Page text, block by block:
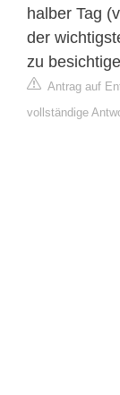
halber Tag
der
zu
Antrag auf
vollständige